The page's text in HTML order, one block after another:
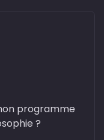
programme
?